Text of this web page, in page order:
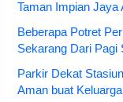
Taman Impian Jaya
Beberapa Potret
Sekarang Dari Pagi
Parkir Dekat
Aman buat Keluarga